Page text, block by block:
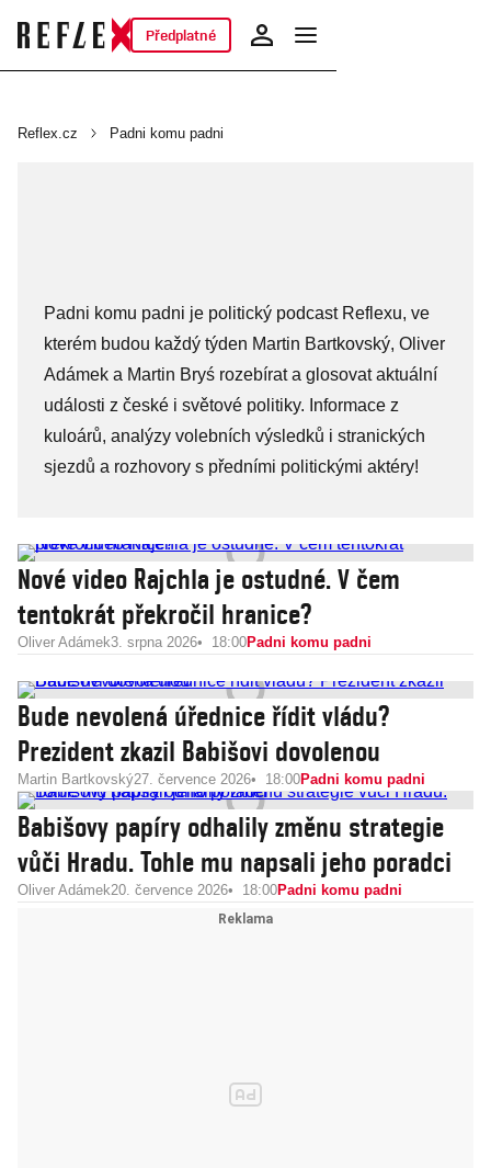
Předplatné
Reflex.cz Padni komu padni
Padni komu padni je politický podcast Reflexu, ve
kterém budou každý týden Martin Bartkovský, Oliver
Adámek a Martin Bryś rozebírat a glosovat aktuální
události z české i světové politiky. Informace z
kuloárů, analýzy volebních výsledků i stranických
sjezdů a rozhovory s předními politickými aktéry!
Nové video Rajchla je ostudné. V čem
tentokrát překročil hranice?
Oliver Adámek3. srpna 2026 18:00Padni komu padni
Bude nevolená úřednice řídit vládu?
Prezident zkazil Babišovi dovolenou
Martin Bartkovský27. července 2026 18:00Padni komu padni
Babišovy papíry odhalily změnu strategie
vůči Hradu. Tohle mu napsali jeho poradci
Oliver Adámek20. července 2026 18:00Padni komu padni